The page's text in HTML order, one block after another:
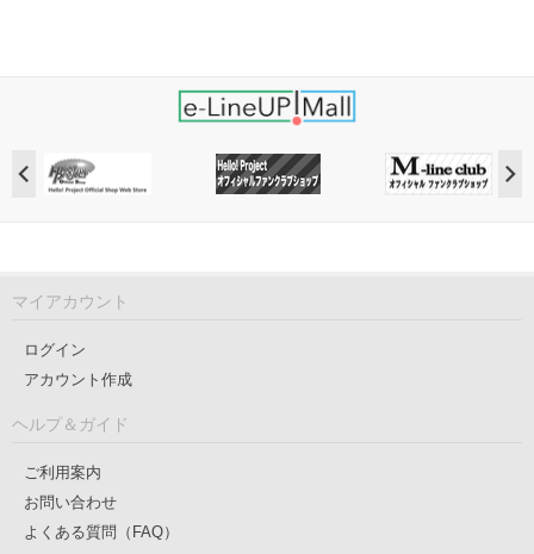
マイアカウント
ログイン
アカウント作成
ヘルプ＆ガイド
ご利用案内
お問い合わせ
よくある質問（FAQ）